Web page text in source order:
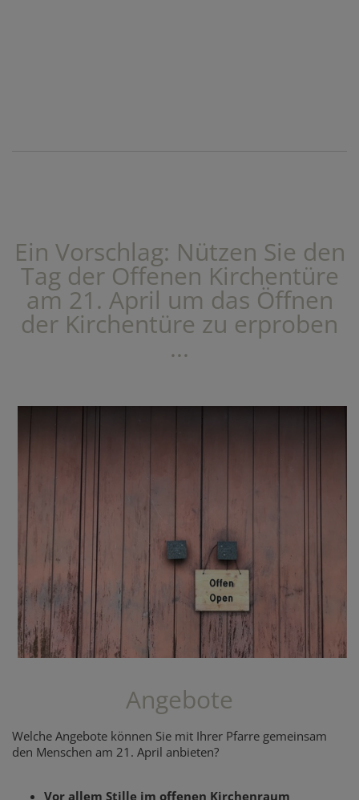
Ein Vorschlag: Nützen Sie den
Tag der Offenen Kirchentüre
am 21. April um das Öffnen
der Kirchentüre zu erproben
...
Angebote
Welche Angebote können Sie mit Ihrer Pfarre gemeinsam
den Menschen am 21. April anbieten?
Vor allem Stille im offenen Kirchenraum